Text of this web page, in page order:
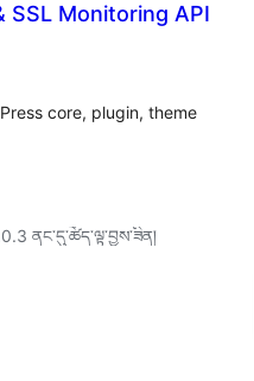
SSL Monitoring API
core, plugin, theme
ནང་དུ་ཚོད་ལྟ་བྱས་ཟིན།